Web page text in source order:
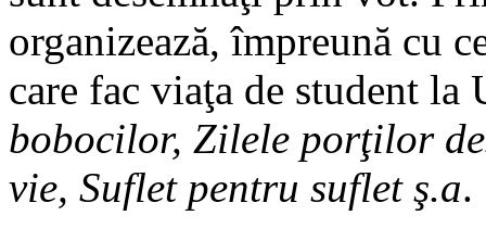
organizează, împreună cu
care fac viaţa de student
bobocilor, Zilele porţilor
vie, Suflet pentru suflet ş.a.